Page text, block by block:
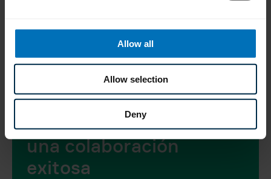
Allow all
Allow selection
Deny
Procesos probados para
una colaboración
exitosa